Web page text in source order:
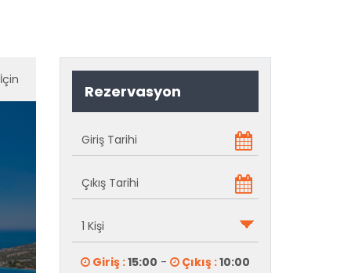
Rezervasyon
Giriş :15:00 - Çıkış :10:00